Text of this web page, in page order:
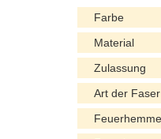
Farbe
Material
Zulassung
Art der Faser